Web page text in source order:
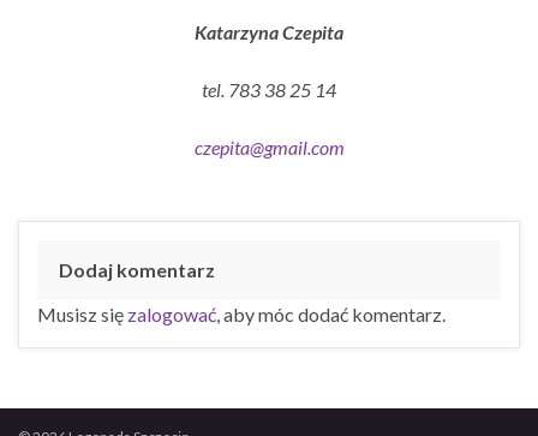
Katarzyna Czepita
tel. 783 38 25 14
czepita@gmail.com
Dodaj komentarz
Musisz się zalogować , aby móc dodać komentarz.